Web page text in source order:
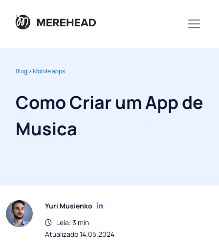
Blog >Mobile apps
Como Criar um App de
Musica
Yuri Musienko
Leia: 3 min
Atualizado 14.05.2024